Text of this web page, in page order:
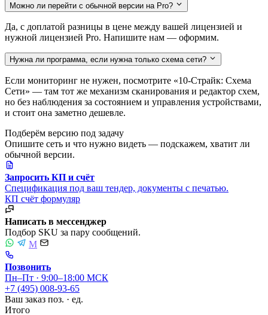
Можно ли перейти с обычной версии на Pro?
Да, с доплатой разницы в цене между вашей лицензией и
нужной лицензией Pro. Напишите нам — оформим.
Нужна ли программа, если нужна только схема сети?
Если мониторинг не нужен, посмотрите «10-Страйк: Схема
Сети» — там тот же механизм сканирования и редактор схем,
но без наблюдения за состоянием и управления устройствами,
и стоит она заметно дешевле.
Подберём версию под задачу
Опишите сеть и что нужно видеть — подскажем, хватит ли
обычной версии.
Запросить КП и счёт
Спецификация под ваш тендер, документы с печатью.
КП счёт формуляр
Написать в мессенджер
Подбор SKU за пару сообщений.
M
Позвонить
Пн–Пт · 9:00–18:00 МСК
+7 (495) 008-93-65
Ваш заказ поз. · ед.
Итого